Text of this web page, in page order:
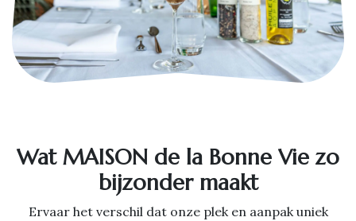
Wat MAISON de la Bonne Vie zo
bijzonder maakt
Ervaar het verschil dat onze plek en aanpak uniek